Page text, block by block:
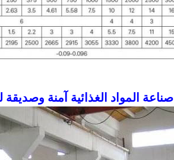
صناعة المواد الغذائية آمنة